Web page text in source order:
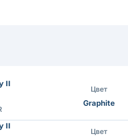
II
Цвет
Graphite
II
Цвет